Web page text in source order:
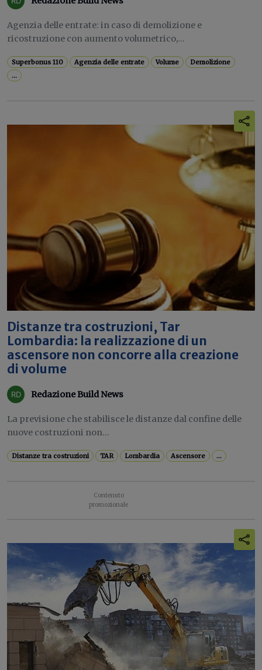
Agenzia delle entrate: in caso di demolizione e
ricostruzione con aumento volumetrico,...
Superbonus 110 Agenzia delle entrate Volume
Demolizione
...
Distanze tra costruzioni, Tar
Lombardia: la realizzazione di un
ascensore non concorre alla creazione
di volume
Redazione Build News
La previsione che stabilisce le distanze dal confine delle
nuove costruzioni non...
Distanze tra costruzioni TAR Lombardia Ascensore ...